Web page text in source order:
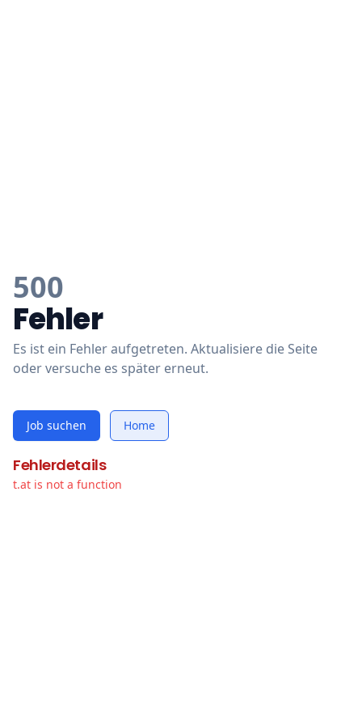
500
Fehler
Es ist ein Fehler aufgetreten. Aktualisiere die Seite
oder versuche es später erneut.
Job suchen Home
Fehlerdetails
t.at is not a function